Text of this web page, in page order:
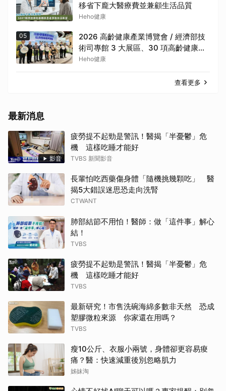
移省下龐大醫療費並兼顧生活品質
Heho健康
05
2026 高齡健康產業博覽會 / 經濟部技
術司專館 3 大展區、30 項高齡健康科
技一次看
Heho健康
查看更多
最新消息
影音
疲勞提不起勁是警訊！醫揭「半憂鬱」危
機 這樣吃睡才能好
TVBS 新聞影音
長輩怕吃西藥傷身體「隨機挑幾顆吃」 醫
揭5大錯誤迷思恐走向洗腎
CTWANT
肺部結節不用怕！醫師：做「這件事」解心
結！
TVBS
疲勞提不起勁是警訊！醫揭「半憂鬱」危
機 這樣吃睡才能好
TVBS
最新研究！市售洗碗海綿多數非天然 恐成
塑膠微粒來源 你家還在用嗎？
TVBS
瘦10公斤、衣服小兩號，身體卻更容易痠
痛？醫：快速減重後別忽略肌力
姊妹淘